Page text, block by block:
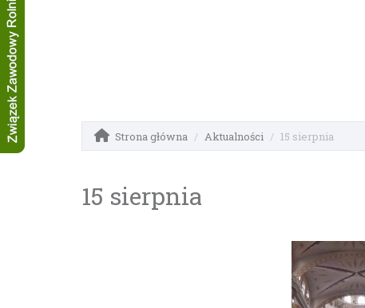
Strona główna Aktualności 15 sierpnia
15 sierpnia